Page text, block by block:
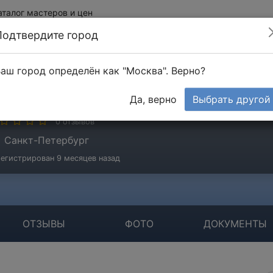
мастеров и цен
0 отзывов
Санкт-Петербург
9 месяцев назад
ОТЗЫВЫ ФОТО ДОКУМЕНТЫ
город
город определён как "Москва". Верно?
Да, верно Выбрать другой